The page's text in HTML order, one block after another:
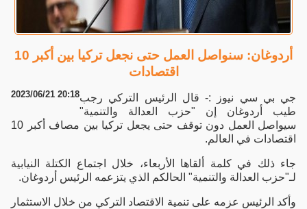
أردوغان: سنواصل العمل حتى نجعل تركيا بين أكبر 10
اقتصادات
2023/06/21 20:18جي بي سي نيوز :- قال الرئيس التركي رجب
طيب أردوغان إن "حزب العدالة والتنمية"
سيواصل العمل دون توقف حتى يجعل تركيا بين مصاف أكبر 10
اقتصادات في العالم.
جاء ذلك في كلمة ألقاها الأربعاء، خلال اجتماع الكتلة النيابية
لـ"حزب العدالة والتنمية" الحالكم الذي يتزعمه الرئيس أردوغان.
وأكد الرئيس عزمه على تنمية الاقتصاد التركي من خلال الاستثمار